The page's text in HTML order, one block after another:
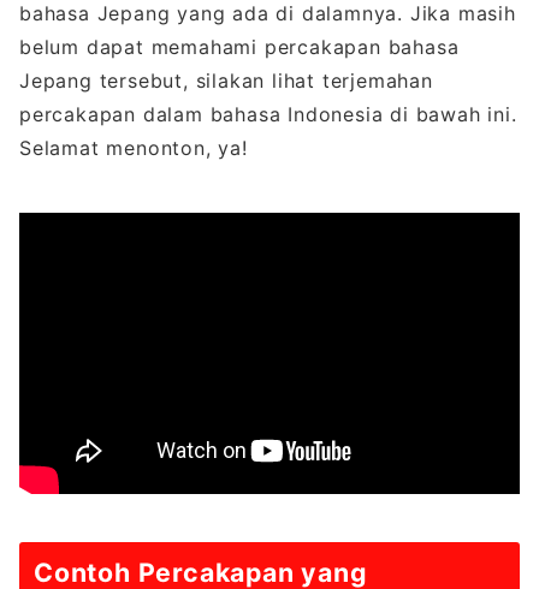
bahasa Jepang yang ada di dalamnya. Jika masih
belum dapat memahami percakapan bahasa
Jepang tersebut, silakan lihat terjemahan
percakapan dalam bahasa Indonesia di bawah ini.
Selamat menonton, ya!
Contoh Percakapan yang